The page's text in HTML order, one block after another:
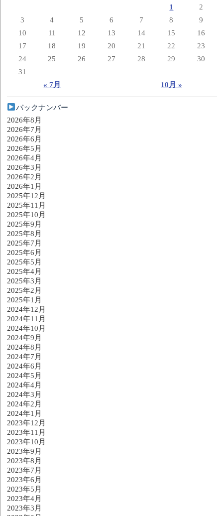
« 7月 10月 »
1
2
3
4 5 6 7 8
9
10
11 12 13 14 15
16
17
18 19 20 21 22
23
24
25 26 27 28 29
30
31
バックナンバー
2026年8月
2026年7月
2026年6月
2026年5月
2026年4月
2026年3月
2026年2月
2026年1月
2025年12月
2025年11月
2025年10月
2025年9月
2025年8月
2025年7月
2025年6月
2025年5月
2025年4月
2025年3月
2025年2月
2025年1月
2024年12月
2024年11月
2024年10月
2024年9月
2024年8月
2024年7月
2024年6月
2024年5月
2024年4月
2024年3月
2024年2月
2024年1月
2023年12月
2023年11月
2023年10月
2023年9月
2023年8月
2023年7月
2023年6月
2023年5月
2023年4月
2023年3月